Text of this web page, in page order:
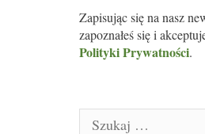
Zapisując się na nasz
zapoznałeś się i
Polityki Prywatności.
Szukaj: